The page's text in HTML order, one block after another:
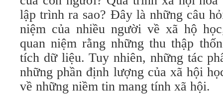
lập trình ra sao? Đây là những câu
niệm của nhiều người về xã hộ
quan niệm rằng những thu thập
tích dữ liệu. Tuy nhiên, những tác
những phần định lượng của xã hội
về những niềm tin mang tính xã hội.